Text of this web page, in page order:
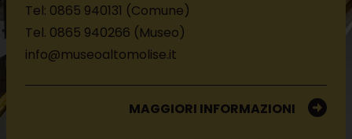
Tel: 0865 940131 (Comune)
Tel. 0865 940266 (Museo)
info@museoaltomolise.it
MAGGIORI INFORMAZIONI